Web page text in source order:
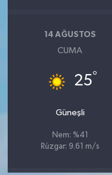
14 AĞUSTOS
CUMA
25°
Güneşli
Nem: %41
Rüzgar: 9.61 m/s